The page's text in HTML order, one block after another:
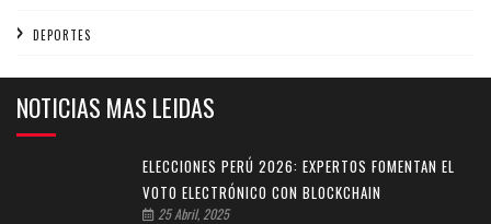
DEPORTES
NOTICIAS MAS LEIDAS
ELECCIONES PERÚ 2026: EXPERTOS FOMENTAN EL
VOTO ELECTRÓNICO CON BLOCKCHAIN
25 Abril, 2025